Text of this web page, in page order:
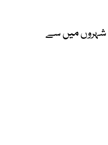
شہروں میں سے